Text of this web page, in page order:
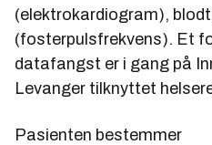
(elektrokardiogram),
(fosterpulsfrekvens). Et
datafangst er i gang på
Levanger tilknyttet
Pasienten bestemmer